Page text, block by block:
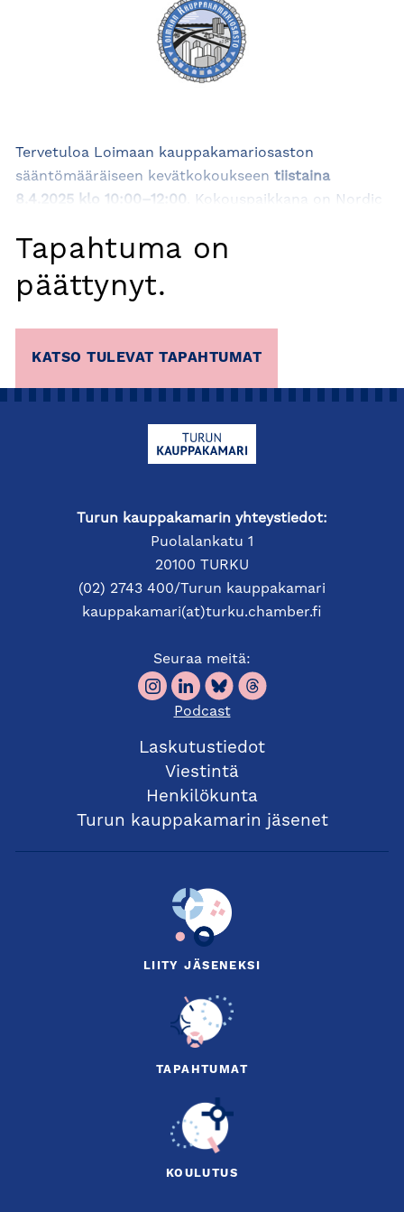
Tervetuloa Loimaan kauppakamariosaston
sääntömääräiseen kevätkokoukseen tiistaina
8.4.2025 klo 10:00–12:00 . Kokouspaikkana on Nordic
maakuntajohtajaJyri Arponen. Turkulainen Jyri
Arponen (FM) aloitti Varsinais-Suomen
maakuntajohtajana lokakuussa 2024. Arposella on
30 vuoden kokemus johtamis- ja
esihenkilötehtävistä työelämässä. Hän on toiminut
alueellisissa, valtakunnallisissa ja kansainvälisissä
tehtävissä. Kauppakamarin kevätkokouksessa hän
kertoo näkemyksiään Varsinais-Suomen
menestyspotentiaalista sekä maakuntaliiton roolista
ja tehtävästä vastata maakunnan kehittämiseen.
1. Kokouksen avaus
3. Kokouksen puheenjohtajan ja sihteerin valinta
4. Toimintakertomus ja tilinpäätös 2024
6. Kokouksen päättäminen
Loimaan kauppakamariosaston hallitus
Tapahtuma on
päättynyt.
KATSO TULEVAT TAPAHTUMAT
Turun kauppakamarin yhteystiedot:
Puolalankatu 1
20100 TURKU
(02) 2743 400/Turun kauppakamari
kauppakamari(at)turku.chamber.fi
Seuraa meitä:
Podcast
Laskutustiedot
Viestintä
Henkilökunta
Turun kauppakamarin jäsenet
LIITY JÄSENEKSI
TAPAHTUMAT
KOULUTUS